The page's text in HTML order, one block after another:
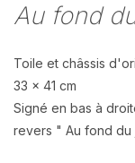
Au fond
Toile et châssis
33 x 41 cm
Signé en bas à
revers " Au fond du